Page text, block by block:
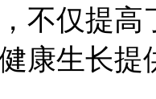
不仅提
康生长提